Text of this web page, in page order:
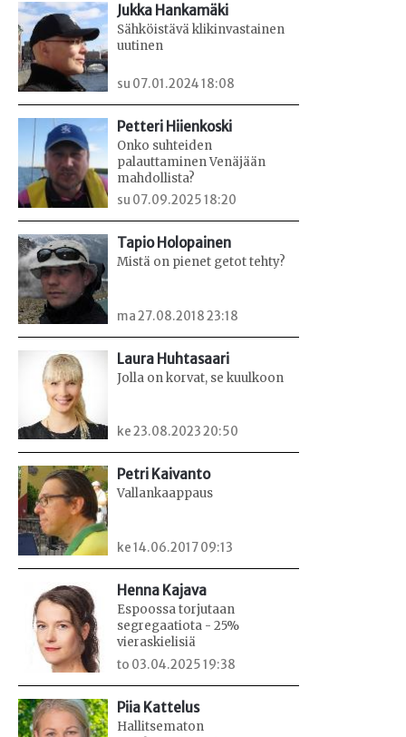
Jukka Hankamäki
Sähköistävä klikinvastainen
uutinen
su 07.01.2024 18:08
Petteri Hiienkoski
Onko suhteiden
palauttaminen Venäjään
mahdollista?
su 07.09.2025 18:20
Tapio Holopainen
Mistä on pienet getot tehty?
ma 27.08.2018 23:18
Laura Huhtasaari
Jolla on korvat, se kuulkoon
ke 23.08.2023 20:50
Petri Kaivanto
Vallankaappaus
ke 14.06.2017 09:13
Henna Kajava
Espoossa torjutaan
segregaatiota - 25%
vieraskielisiä
to 03.04.2025 19:38
Piia Kattelus
Hallitsematon